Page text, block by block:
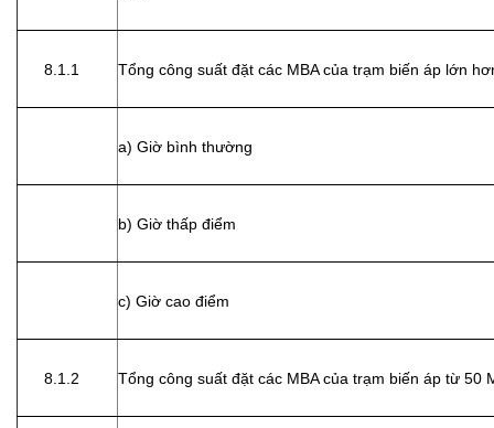
8.1.1 Tổng công suất đặt các MBA của trạm biến áp lớn
a) Giờ bình thường
b) Giờ thấp điểm
c) Giờ cao điểm
8.1.2 Tổng công suất đặt các MBA của trạm biến áp từ 50